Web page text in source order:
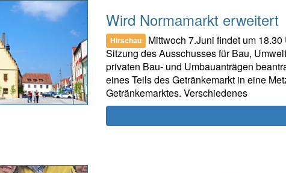
Wird Normamarkt erweitert
Hirschau
Mittwoch 7.Juni findet um
Sitzung des Ausschusses für Bau,
privaten Bau- und Umbauanträgen
eines Teils des Getränkemarkt in eine
Getränkemarktes. Verschiedenes